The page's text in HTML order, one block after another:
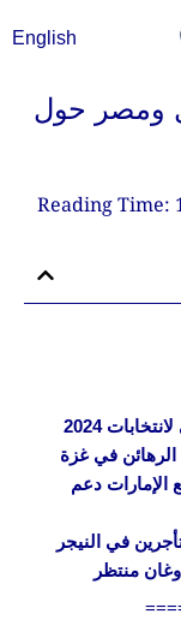
English
ومصر حول
Reading Time:
2024
في غزة
الإمارات دعم
في النيجر
منتظر